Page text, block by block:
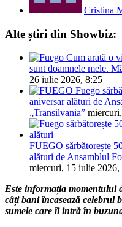
Cristina
Alte știri din Showbiz:
Cum arată o
sunt doamnele mele.
26 iulie 2026, 8:25
Fuego
aniversar alături de
„Transilvania”
FUEGO sărbătorește
alături de Ansamblul
miercuri, 15 iulie 2026,
Este informația momentului
câți bani încasează celebrul
sumele care îi intră în